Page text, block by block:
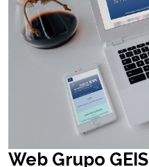
Web Grupo GEIS